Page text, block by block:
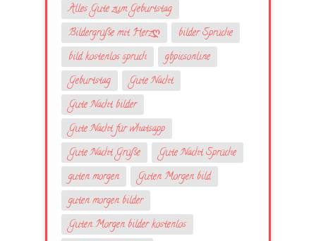
Alles Gute zum Geburtstag
Bildergrüße mit Herzღ
bilder Sprüche
bild kostenlos spruch
gbpicsonline
Geburtstag
Gute Nacht
Gute Nacht bilder
Gute Nacht für whatsapp
Gute Nacht Grüße
Gute Nacht Sprüche
guten morgen
Guten Morgen bild
guten morgen bilder
Guten Morgen bilder kostenlos